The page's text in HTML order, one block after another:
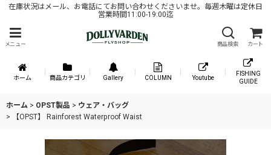
在庫状況はメール、お電話にてお問い合わせくださいませ。毎週木曜は定休日
営業時間11:00-19:00迄
メニュー 商品検索 カート
ホーム 商品カテゴリ Gallery COLUMN Youtube
FISHING
GUIDE
ホーム > OPST製品 > ウェア・バッグ
>
【OPST】 Rainforest Waterproof Waist